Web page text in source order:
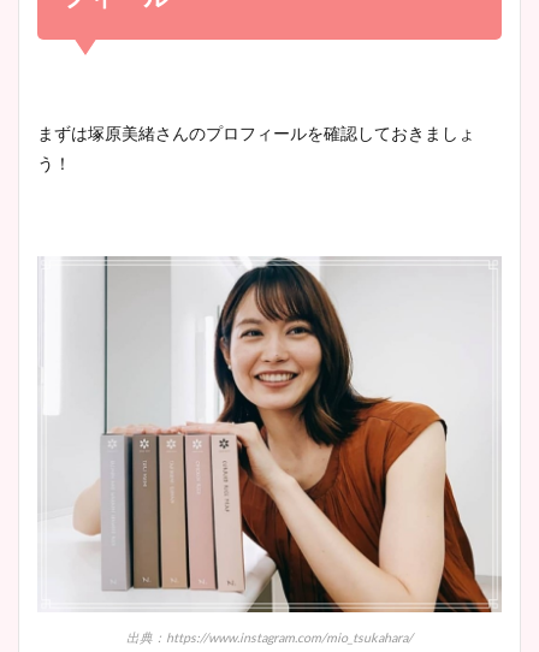
池谷実悠アナのメガネ画像が
wikiプロフもチェック！
大家彩香アナのかわいいカッ
プ画像まとめ！同期や実家に
wikiプロフも！
安藤萌々アナのカップ画像や
ニット衣装まとめ！美足の筋
肉も凄い！
鈴木唯の太ってた時の体重が
まずは塚原美緒さんのプロフィールを確認しておきましょ
う！
出典：https://www.instagram.com/mio_tsukahara/